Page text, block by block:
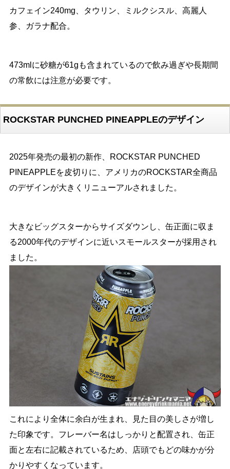
カフェイン240mg、タウリン、ミルクシスル、高麗人
参、ガラナ配合。
473mlに砂糖が61gも含まれているので飲み過ぎや長期間
の常飲には注意が必要です。
ROCKSTAR PUNCHED PINEAPPLEのデザイン
2025年発売の最初の新作、ROCKSTAR PUNCHED
PINEAPPLEを皮切りに、アメリカのROCKSTAR全商品
のデザインが大きくリニューアルされました。
大きなビッグスターからサイズダウンし、缶正面に収ま
る2000年代のデザインに近いスモールスターが採用され
ました。
これにより全体に余白が生まれ、見た目の美しさが増し
た印象です。フレーバー名はしっかりと配置され、缶正
面と左右に記載されているため、店頭でもどの味かが分
かりやすくなっています。